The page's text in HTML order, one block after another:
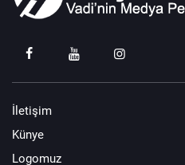
İletişim
Künye
Logomuz